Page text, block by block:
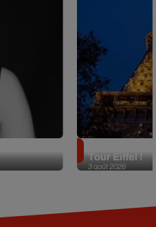
3 août 2026
Tour Eiffel !